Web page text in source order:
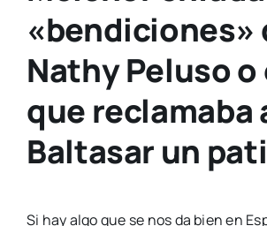
«bendiciones»
Nathy Peluso
que reclamaba
Baltasar un
Si hay algo que se nos da bien en